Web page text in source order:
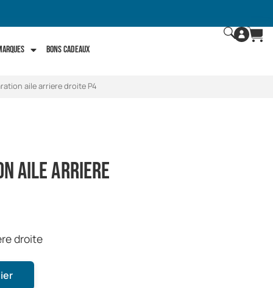
Bons Cadeaux
aile arriere droite P4
aile arriere
droite